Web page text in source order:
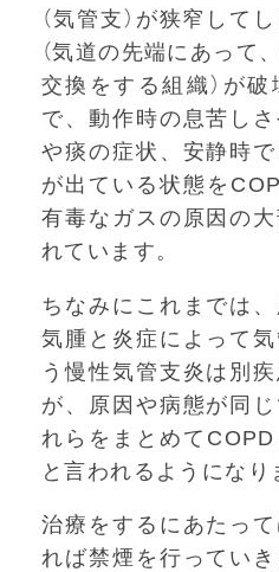
（気管支）が狭窄して
（気道の先端にあって
交換をする組織）が
で、動作時の息苦し
や痰の症状、安静時
が出ている状態を
有毒なガスの原因の
れています。
ちなみにこれまでは
気腫と炎症によって
う慢性気管支炎は別
が、原因や病態が同
れらをまとめてCOPD
と言われるようになり
治療をするにあたっ
れば禁煙を行ってい